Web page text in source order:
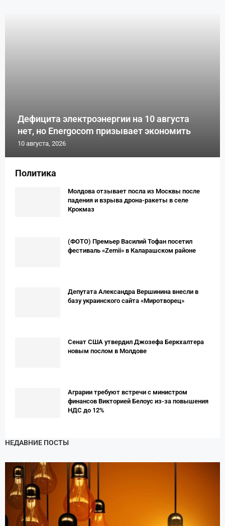
Дефицита электроэнергии на 10 августа
нет, но Energocom призывает экономить
10 августа, 2026
Политика
Молдова отзывает посла из Москвы после
падения и взрыва дрона-ракеты в селе
Крокмаз
(ФОТО) Премьер Вaсилий Тофан посетил
фестиваль «Zemii» в Каларашском районе
Депутата Александра Вершинина внесли в
базу украинского сайта «Миротворец»
Сенат США утвердил Джозефа Беркхалтера
новым послом в Молдове
Аграрии требуют встречи с министром
финансов Викторией Белоус из-за повышения
НДС до 12%
НЕДАВНИЕ ПОСТЫ